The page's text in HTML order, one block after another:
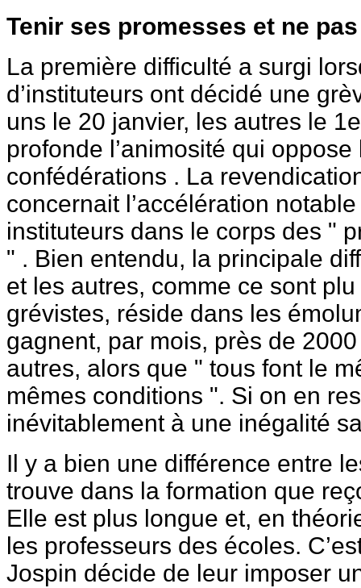
Tenir ses promesses et ne
La première difficulté a surgi
d’instituteurs ont décidé une
uns le 20 janvier, les autres le
profonde l’animosité qui
confédérations . La
concernait l’accélération
instituteurs dans le corps des "
" . Bien entendu, la principale
et les autres, comme ce sont
grévistes, réside dans les
gagnent, par mois, près de
autres, alors que " tous font le
mêmes conditions ". Si on en
inévitablement à une inégalité
Il y a bien une différence entre
trouve dans la formation que
Elle est plus longue et, en
les professeurs des écoles.
Jospin décide de leur imposer